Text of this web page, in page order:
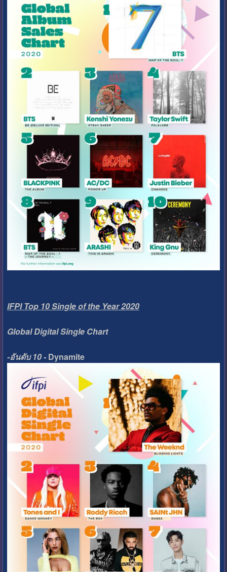
IFPI Top 10 Single of the Year 2020
Global Digital Single Chart
-อันดับ 10 -Dynamite